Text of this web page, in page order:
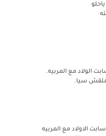
الولاد مع المربيه.
سيا.
الاولاد مع المربيه